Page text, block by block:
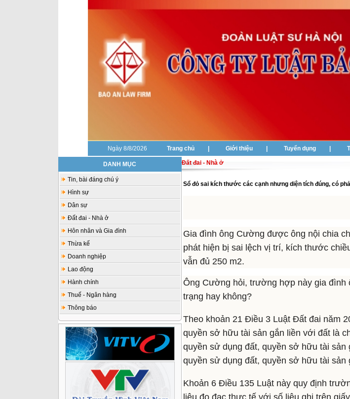
Ngày 8/8/2026 Trang chủ Giới thiệu Tuyển dụng
DANH MỤC
Tin, bài đáng chú ý
Hình sự
Dân sự
Đất đai - Nhà ở
Hôn nhân và Gia đình
Thừa kế
Doanh nghiệp
Lao động
Hành chính
Thuế - Ngân hàng
Thông báo
Đất đai - Nhà ở
Sổ đỏ sai kích thước các cạnh nhưng diện tích đúng, có
Gia đình ông Cường được ông nội chia
phát hiện bị sai lệch vị trí, kích thước
vẫn đủ 250 m2.
Ông Cường hỏi, trường hợp này gia đình
trạng hay không?
Theo khoản 21 Điều 3 Luật Đất đai năm
quyền sở hữu tài sản gắn liền với đất là
quyền sử dụng đất, quyền sở hữu tài
quyền sử dụng đất, quyền sở hữu tài sản
Khoản 6 Điều 135 Luật này quy định
liệu đo đạc thực tế với số liệu ghi trên